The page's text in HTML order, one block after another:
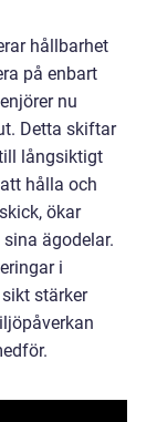
hållbarhet
på enbart
nu
Detta skiftar
långsiktigt
hålla och
ökar
ägodelar.
i
stärker